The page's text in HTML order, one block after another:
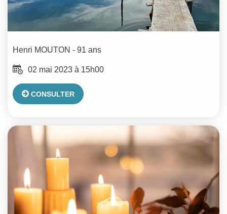
Henri MOUTON - 91 ans
02 mai 2023 à 15h00
CONSULTER